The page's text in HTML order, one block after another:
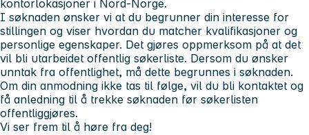
kontorlokasjoner i Nord-Norge.
I søknaden ønsker vi at du begrunner din interesse for
stillingen og viser hvordan du matcher kvalifikasjoner og
personlige egenskaper. Det gjøres oppmerksom på at det
vil bli utarbeidet offentlig søkerliste. Dersom du ønsker
unntak fra offentlighet, må dette begrunnes i søknaden.
Om din anmodning ikke tas til følge, vil du bli kontaktet og
få anledning til å trekke søknaden før søkerlisten
offentliggjøres.
Vi ser frem til å høre fra deg!